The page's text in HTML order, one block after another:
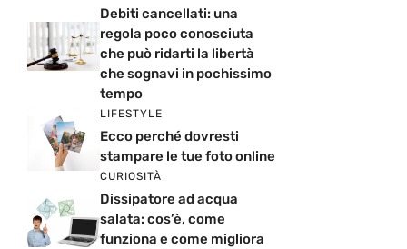
Debiti cancellati: una
regola poco conosciuta
che può ridarti la libertà
che sognavi in pochissimo
tempo
LIFESTYLE
Ecco perché dovresti
stampare le tue foto online
CURIOSITÀ
Dissipatore ad acqua
salata: cos’è, come
funziona e come migliora